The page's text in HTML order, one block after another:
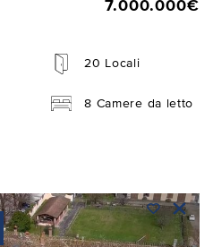
7.000.000€
20 Locali
8 Camere da letto